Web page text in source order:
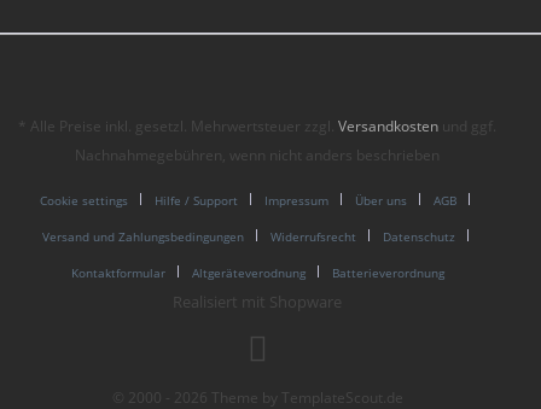
* Alle Preise inkl. gesetzl. Mehrwertsteuer zzgl.Versandkosten und ggf.
Nachnahmegebühren, wenn nicht anders beschrieben
Cookie settings Hilfe / Support Impressum Über uns AGB
Versand und Zahlungsbedingungen Widerrufsrecht Datenschutz
Kontaktformular Altgeräteverodnung Batterieverordnung
Realisiert mit Shopware
© 2000 - 2026 Theme by TemplateScout.de